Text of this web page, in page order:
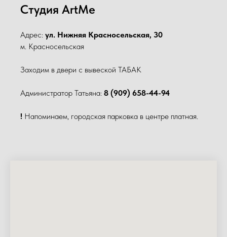
Студия ArtMe
Адрес: ул. Нижняя Красносельская, 30
м. Красносельская
Заходим в двери с вывеской ТАБАК
Администратор Татьяна: 8 (909) 658-44-94
! Напоминаем, городская парковка в центре платная.